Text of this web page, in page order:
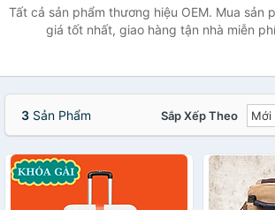
Tất cả sản phẩm thương hiệu OEM. Mua sản
giá tốt nhất, giao hàng tận nhà miễn
3 Sản Phẩm Sắp Xếp Theo